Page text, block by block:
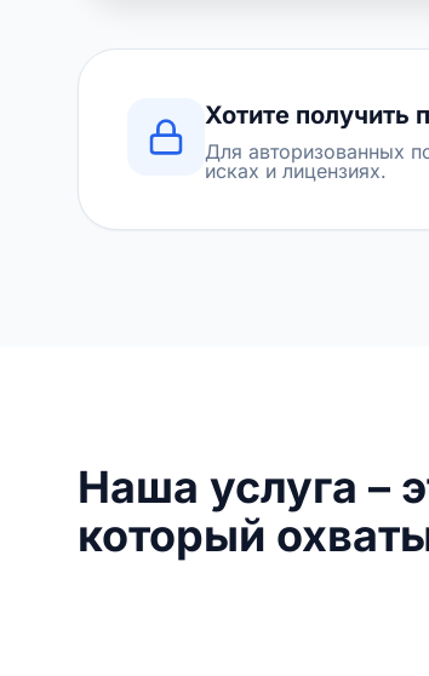
Хотите получить
Для авторизованных
исках и лицензиях.
Наша услуга –
который